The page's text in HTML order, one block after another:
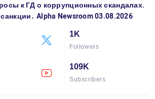
к ГД о коррупционных скандалах.
Alpha Newsroom 03.08.2026
1K
Followers
109K
Subscribers